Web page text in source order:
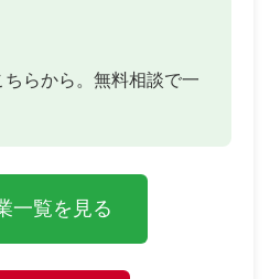
らから。無料相談で一
一覧を見る